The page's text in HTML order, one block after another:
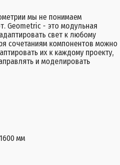
мы не понимаем
Geometric - это модульная
свет к любому
сочетаниям компонентов можно
их к каждому проекту,
и моделировать
мм